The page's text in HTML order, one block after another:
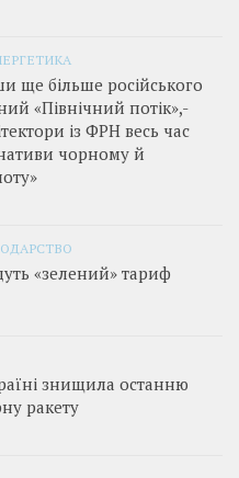
ще більше російського
«Північний потік»,­
із ФРН весь час
чорному й
«зелений» тариф
знищила останню
ракету